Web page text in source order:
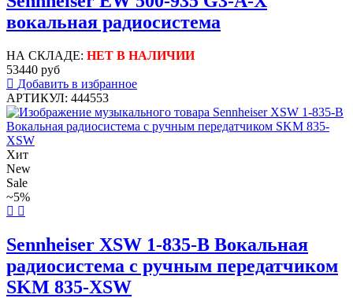
вокальная радиосистема
НА СКЛАДЕ: НЕТ В НАЛИЧИИ
53440 руб
Добавить в избранное
АРТИКУЛ: 444553
Хит
New
Sale
~5%
Sennheiser XSW 1-835-B Вокальная
радиосистема с ручным передатчиком
SKM 835-XSW